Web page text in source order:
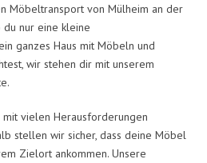
Möbeltransport von Mülheim an der
du nur eine kleine
ganzes Haus mit Möbeln und
wir stehen dir mit unserem
mit vielen Herausforderungen
stellen wir sicher, dass deine Möbel
Zielort ankommen. Unsere